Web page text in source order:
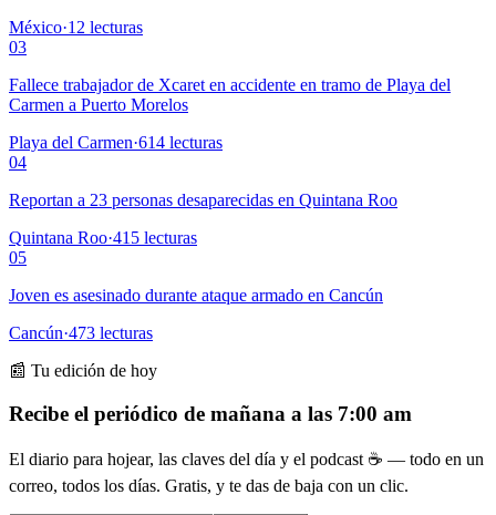
México·12 lecturas
03
Fallece trabajador de Xcaret en accidente en tramo de Playa del
Carmen a Puerto Morelos
Playa del Carmen·614 lecturas
04
Reportan a 23 personas desaparecidas en Quintana Roo
Quintana Roo·415 lecturas
05
Joven es asesinado durante ataque armado en Cancún
Cancún·473 lecturas
📰 Tu edición de hoy
Recibe el periódico de mañana a las 7:00 am
El diario para hojear, las claves del día y el podcast ☕ — todo en un
correo, todos los días. Gratis, y te das de baja con un clic.